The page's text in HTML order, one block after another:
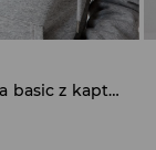
Rozpinana bluza basic z kapturem szara